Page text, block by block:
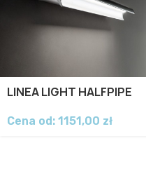
LINEA LIGHT HALFPIPE
Cena od: 1151,00 zł